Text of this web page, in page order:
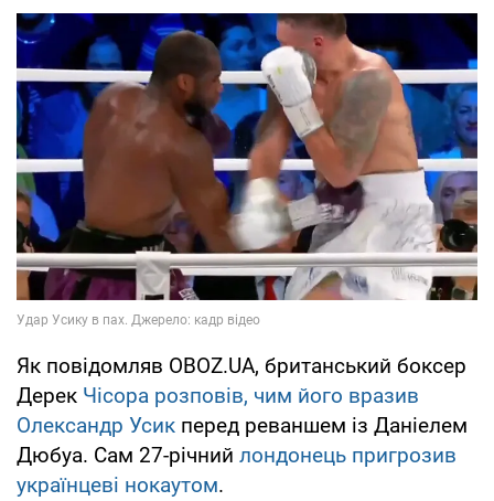
Як повідомляв OBOZ.UA, британський боксер
Дерек Чісора розповів, чим його вразив
Олександр Усик перед реваншем із Даніелем
Дюбуа. Сам 27-річний лондонець пригрозив
українцеві нокаутом.